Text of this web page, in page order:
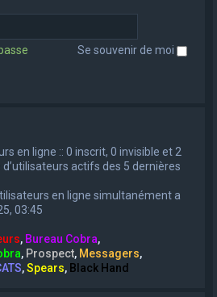
Se souvenir de moi
en ligne :: 0 inscrit, 0 invisible et 2
actifs des 5 dernières
en ligne simultanément a
03:45
, Bureau Cobra,
, Prospect, Messagers,
,Spears, Black Hand